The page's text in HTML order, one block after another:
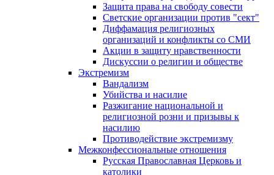
Защита права на свободу совести
Светские организации против "сект"
Диффамация религиозных
организаций и конфликты со СМИ
Акции в защиту нравственности
Дискуссии о религии и обществе
Экстремизм
Вандализм
Убийства и насилие
Разжигание национальной и
религиозной розни и призывы к
насилию
Противодействие экстремизму
Межконфессиональные отношения
Русская Православная Церковь и
католики